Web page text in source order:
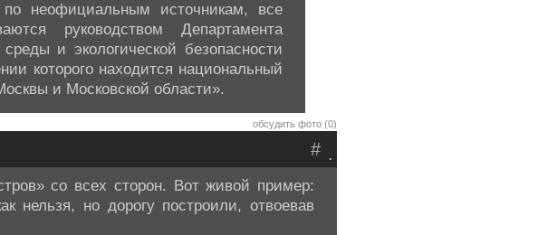
неофициальным источникам, все
руководством Департамента
и экологической безопасности
которого находится национальный
и Московской области».
обсудить фото (0)
.
#
со всех сторон. Вот живой пример:
нельзя, но дорогу построили, отвоевав